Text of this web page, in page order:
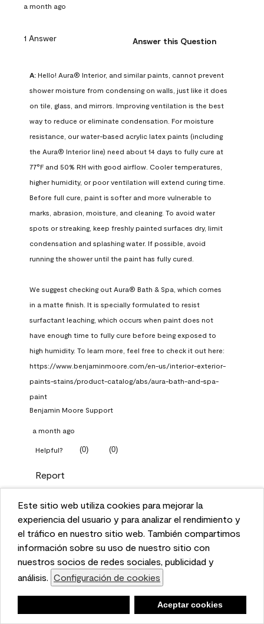
This website uses cookies to enhance user experience
and to analyze performance and traffic on our website.
We also share information about your use of our site
with our social media, advertising, and analytics
partners. Cookie Settings
Accept Cookies
Este sitio web utiliza cookies para mejorar la
experiencia del usuario y para analizar el rendimiento y
el tráfico en nuestro sitio web. También compartimos
información sobre su uso de nuestro sitio con
nuestros socios de redes sociales, publicidad y
análisis. Configuración de cookies
Aceptar cookies
a month ago
1 Answer Answer this Question
A: Hello! Aura® Interior, and similar paints, cannot prevent
shower moisture from condensing on walls, just like it does
on tile, glass, and mirrors. Improving ventilation is the best
way to reduce or eliminate condensation. For moisture
resistance, our water-based acrylic latex paints (including
the Aura® Interior line) need about 14 days to fully cure at
77°F and 50% RH with good airflow. Cooler temperatures,
higher humidity, or poor ventilation will extend curing time.
Before full cure, paint is softer and more vulnerable to
marks, abrasion, moisture, and cleaning. To avoid water
spots or streaking, keep freshly painted surfaces dry, limit
condensation and splashing water. If possible, avoid
running the shower until the paint has fully cured.
We suggest checking out Aura® Bath & Spa, which comes
in a matte finish. It is specially formulated to resist
surfactant leaching, which occurs when paint does not
have enough time to fully cure before being exposed to
high humidity. To learn more, feel free to check it out here:
https://www.benjaminmoore.com/en-us/interior-exterior-
paints-stains/product-catalog/abs/aura-bath-and-spa-
paint
Benjamin Moore Support
a month ago
Helpful? (0) (0)
Report
Q: What Aura paint color
should I use in north facing
entryway?
1 Answer